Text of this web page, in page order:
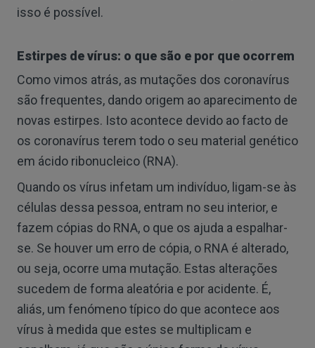
isso é possível.
Estirpes de vírus: o que são e por que ocorrem
Como vimos atrás, as mutações dos coronavírus
são frequentes, dando origem ao aparecimento de
novas estirpes. Isto acontece devido ao facto de
os coronavírus terem todo o seu material genético
em ácido ribonucleico (RNA).
Quando os vírus infetam um indivíduo, ligam-se às
células dessa pessoa, entram no seu interior, e
fazem cópias do RNA, o que os ajuda a espalhar-
se. Se houver um erro de cópia, o RNA é alterado,
ou seja, ocorre uma mutação. Estas alterações
sucedem de forma aleatória e por acidente. É,
aliás, um fenómeno típico do que acontece aos
vírus à medida que estes se multiplicam e